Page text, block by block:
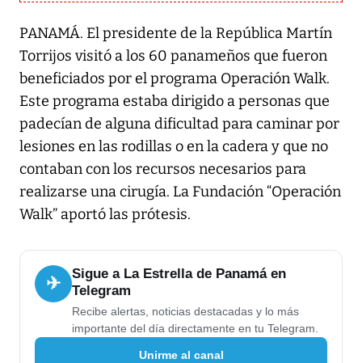
PANAMÁ. El presidente de la República Martín
Torrijos visitó a los 60 panameños que fueron
beneficiados por el programa Operación Walk.
Este programa estaba dirigido a personas que
padecían de alguna dificultad para caminar por
lesiones en las rodillas o en la cadera y que no
contaban con los recursos necesarios para
realizarse una cirugía. La Fundación “Operación
Walk” aportó las prótesis.
✈
Sigue a La Estrella de Panamá en
Telegram
Recibe alertas, noticias destacadas y lo más
importante del día directamente en tu Telegram.
Unirme al canal